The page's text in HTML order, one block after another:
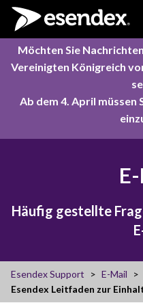
Skip to content
Möchten Sie
Vereinigten Königreich
Ab dem 4. April müssen
Häufig gestellte
Esendex Support E-Mail
Esendex Leitfaden zur